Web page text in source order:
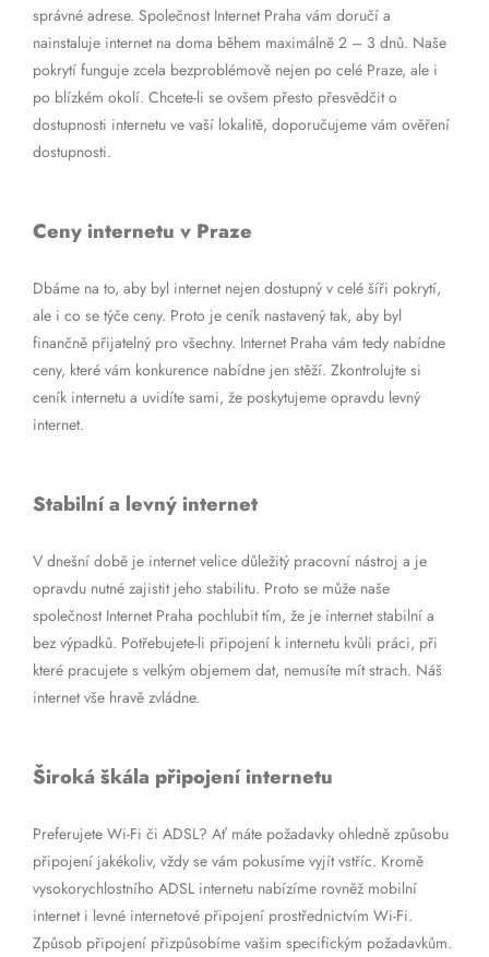
správné adrese. Společnost Internet Praha vám doručí a
nainstaluje internet na doma během maximálně 2 – 3 dnů. Naše
pokrytí funguje zcela bezproblémově nejen po celé Praze, ale i
po blízkém okolí. Chcete-li se ovšem přesto přesvědčit o
dostupnosti internetu ve vaší lokalitě, doporučujeme vám ověření
dostupnosti.
Ceny internetu v Praze
Dbáme na to, aby byl internet nejen dostupný v celé šíři pokrytí,
ale i co se týče ceny. Proto je ceník nastavený tak, aby byl
finančně přijatelný pro všechny. Internet Praha vám tedy nabídne
ceny, které vám konkurence nabídne jen stěží. Zkontrolujte si
ceník internetu a uvidíte sami, že poskytujeme opravdu levný
internet.
Stabilní a levný internet
V dnešní době je internet velice důležitý pracovní nástroj a je
opravdu nutné zajistit jeho stabilitu. Proto se může naše
společnost Internet Praha pochlubit tím, že je internet stabilní a
bez výpadků. Potřebujete-li připojení k internetu kvůli práci, při
které pracujete s velkým objemem dat, nemusíte mít strach. Náš
internet vše hravě zvládne.
Široká škála připojení internetu
Preferujete Wi-Fi či ADSL? Ať máte požadavky ohledně způsobu
připojení jakékoliv, vždy se vám pokusíme vyjít vstříc. Kromě
vysokorychlostního ADSL internetu nabízíme rovněž mobilní
internet i levné internetové připojení prostřednictvím Wi-Fi.
Způsob připojení přizpůsobíme vašim specifickým požadavkům.